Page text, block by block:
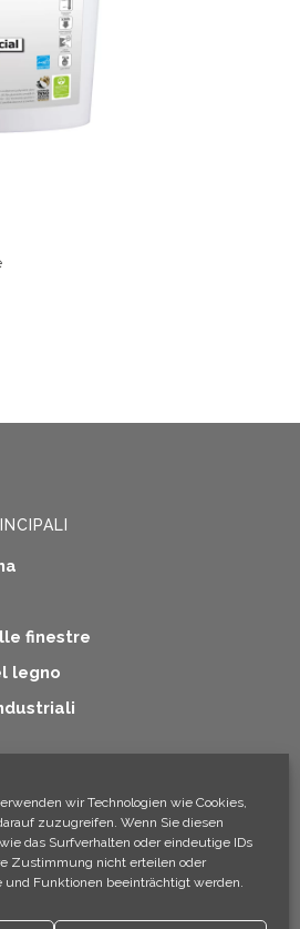
wir Technologien wie Cookies,
zuzugreifen. Wenn Sie diesen
das Surfverhalten oder eindeutige IDs
Zustimmung nicht erteilen oder
Funktionen beeinträchtigt werden.
finestre
legno
Climo!
×